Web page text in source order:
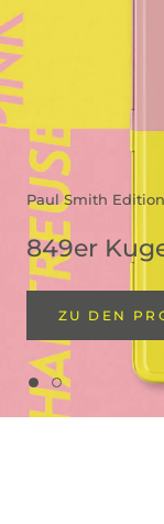
Paul Smith
849er
ZU DEN